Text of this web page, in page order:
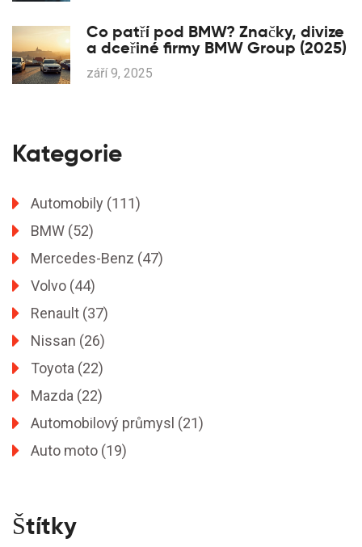
Co patří pod BMW? Značky, divize
a dceřiné firmy BMW Group (2025)
září 9, 2025
Kategorie
Automobily (111)
BMW (52)
Mercedes-Benz (47)
Volvo (44)
Renault (37)
Nissan (26)
Toyota (22)
Mazda (22)
Automobilový průmysl (21)
Auto moto (19)
Štítky